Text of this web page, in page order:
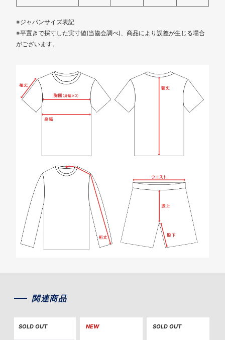
※ジャパンサイズ表記
※平置きで採寸した実寸値(当協会調べ)、商品により誤差が生じる場合
がございます。
関連商品
SOLD OUT NEW SOLD OUT